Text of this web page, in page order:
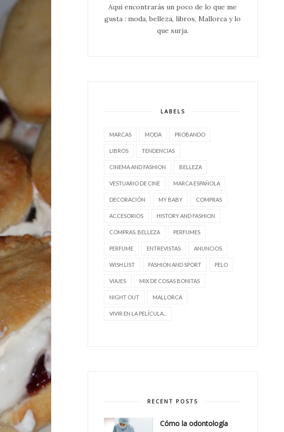
Aquí encontrarás un poco de lo que me
gusta : moda, belleza, libros, Mallorca y lo
que surja.
LABELS
MARCAS MODA PROBANDO
LIBROS TENDENCIAS
CINEMA AND FASHION BELLEZA
VESTUARIO DE CINE MARCA ESPAÑOLA
DECORACIÓN MY BABY COMPRAS
ACCESORIOS HISTORY AND FASHION
COMPRAS. BELLEZA PERFUMES
PERFUME ENTREVISTAS ANUNCIOS
WISH LIST FASHION AND SPORT PELO
VIAJES MIX DE COSAS BONITAS
NIGHT OUT MALLORCA
VIVIR EN LA PELÍCULA...
RECENT POSTS
Cómo la odontología